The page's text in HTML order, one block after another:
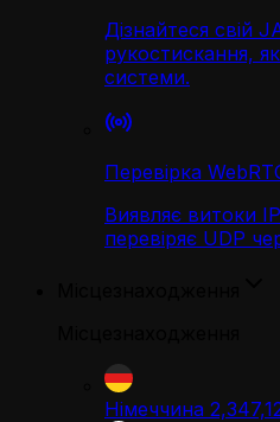
Дізнайтеся свій
рукостискання,
системи.
Перевірка
Виявляє витоки
перевіряє UDP
Німеччина